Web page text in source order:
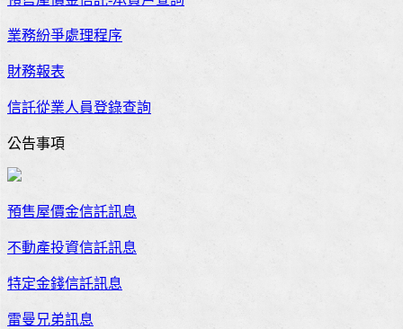
業務紛爭處理程序
財務報表
信託從業人員登錄查詢
公告事項
預售屋價金信託訊息
不動產投資信託訊息
特定金錢信託訊息
雷曼兄弟訊息